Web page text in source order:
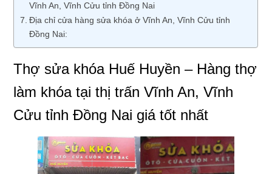
Vĩnh An, Vĩnh Cửu tỉnh Đồng Nai
Địa chỉ cửa hàng sửa khóa ở Vĩnh An, Vĩnh Cửu tỉnh
Đồng Nai:
Thợ sửa khóa Huế Huyền – Hàng thợ
làm khóa tại thị trấn Vĩnh An, Vĩnh
Cửu tỉnh Đồng Nai giá tốt nhất